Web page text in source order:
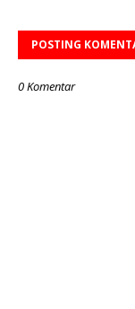
POSTING
0 Komentar